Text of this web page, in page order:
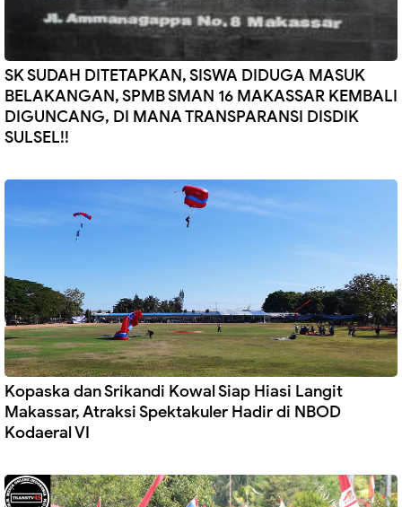
SK SUDAH DITETAPKAN, SISWA DIDUGA MASUK
BELAKANGAN, SPMB SMAN 16 MAKASSAR KEMBALI
DIGUNCANG, DI MANA TRANSPARANSI DISDIK
SULSEL!!
Kopaska dan Srikandi Kowal Siap Hiasi Langit
Makassar, Atraksi Spektakuler Hadir di NBOD
Kodaeral VI